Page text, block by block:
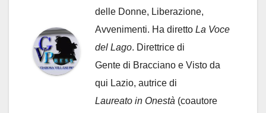
delle Donne, Liberazione,
Avvenimenti. Ha diretto La Voce
del Lago. Direttrice di
Gente di Bracciano e Visto da
qui Lazio, autrice di
Laureato in Onestà (coautore